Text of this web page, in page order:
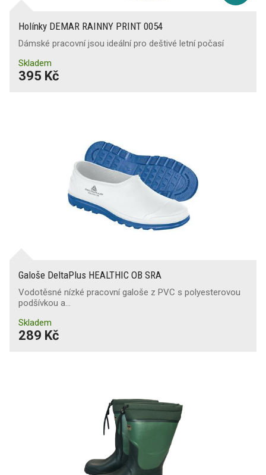
Holínky DEMAR RAINNY PRINT 0054
Dámské pracovní jsou ideální pro deštivé letní počasí
Skladem
395 Kč
Galoše DeltaPlus HEALTHIC OB SRA
Vodotěsné nízké pracovní galoše z PVC s polyesterovou
podšívkou a…
Skladem
289 Kč